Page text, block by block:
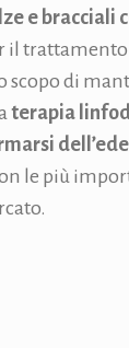
e bracciali
il trattamento
scopo di
terapia
le più